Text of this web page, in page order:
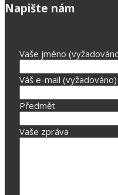
Napište nám
Vaše jméno
Váš e-mail (vyžadováno)
Předmět
Vaše zpráva